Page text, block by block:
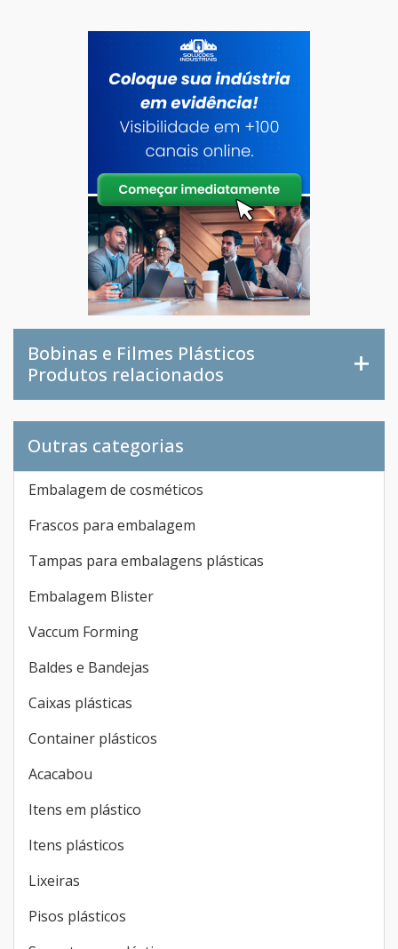
Bobinas e Filmes Plásticos
Produtos relacionados
Outras categorias
Embalagem de cosméticos
Frascos para embalagem
Tampas para embalagens plásticas
Embalagem Blister
Vaccum Forming
Baldes e Bandejas
Caixas plásticas
Container plásticos
Acacabou
Itens em plástico
Itens plásticos
Lixeiras
Pisos plásticos